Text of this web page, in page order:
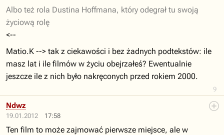
9
Albo też rola Dustina Hoffmana, który odegrał tu swoją
życiową rolę
<--
Matio.K --> tak z ciekawości i bez żadnych podtekstów: ile
masz lat i ile filmów w życiu obejrzałeś? Ewentualnie
jeszcze ile z nich było nakręconych przed rokiem 2000.
19.01.2012 17:58
Ndwz
Ten film to może zajmować pierwsze miejsce, ale w